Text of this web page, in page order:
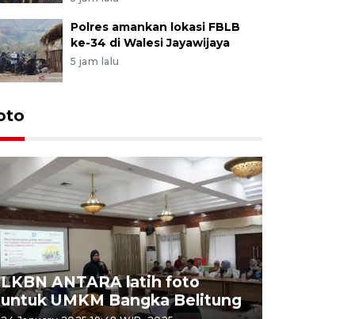
Polres amankan lokasi FBLB
ke-34 di Walesi Jayawijaya
5 jam lalu
LKBN ANTARA latih foto
untuk UMKM Bangka Belitung